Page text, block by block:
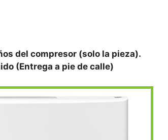
del compresor (solo la pieza).
(Entrega a pie de calle)